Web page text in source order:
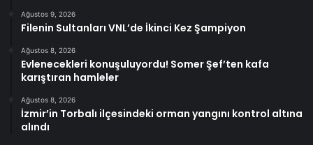
Ağustos 9, 2026
Filenin Sultanları VNL’de İkinci Kez Şampiyon
Ağustos 8, 2026
Evlenecekleri konuşuluyordu! Somer Şef’ten kafa
karıştıran hamleler
Ağustos 8, 2026
İzmir’in Torbalı ilçesindeki orman yangını kontrol altına
alındı